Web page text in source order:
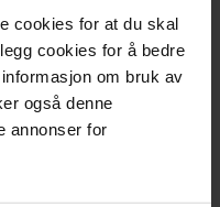
cookies for at du skal
cookies for å bedre
om bruk av
også denne
annonser for
med din bruk av
i vilkårene
dette kreves for å